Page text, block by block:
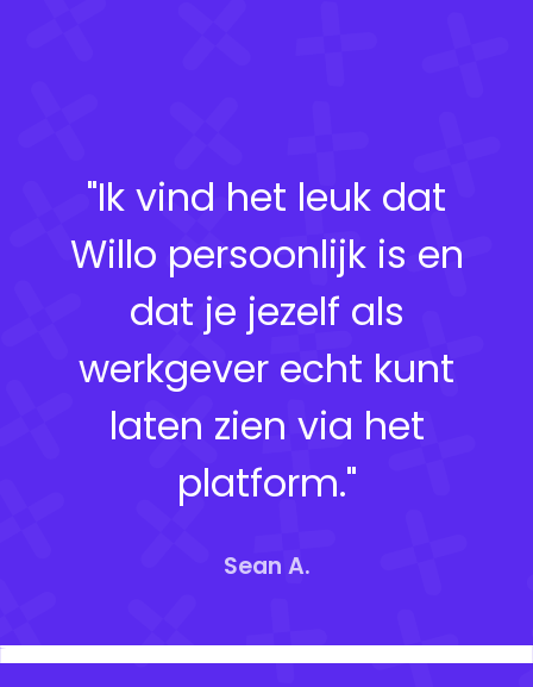
"Ik vind het leuk dat
Willo persoonlijk is en
dat je jezelf als
werkgever echt kunt
laten zien via het
platform."
Sean A.